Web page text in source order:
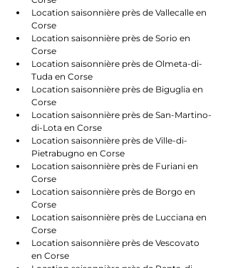
Location saisonnière près de Vallecalle en
Corse
Location saisonnière près de Sorio en
Corse
Location saisonnière près de Olmeta-di-
Tuda en Corse
Location saisonnière près de Biguglia en
Corse
Location saisonnière près de San-Martino-
di-Lota en Corse
Location saisonnière près de Ville-di-
Pietrabugno en Corse
Location saisonnière près de Furiani en
Corse
Location saisonnière près de Borgo en
Corse
Location saisonnière près de Lucciana en
Corse
Location saisonnière près de Vescovato
en Corse